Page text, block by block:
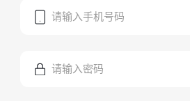
请输入手机号码
请输入密码